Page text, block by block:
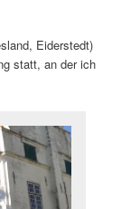
Eiderstedt)
statt, an der ich